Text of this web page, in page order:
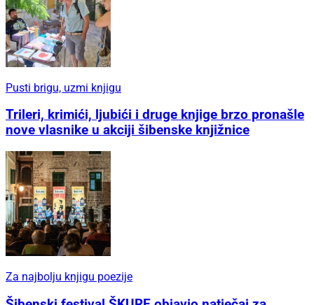
Pusti brigu, uzmi knjigu
Trileri, krimići, ljubići i druge knjige brzo pronašle
nove vlasnike u akciji šibenske knjižnice
Za najbolju knjigu poezije